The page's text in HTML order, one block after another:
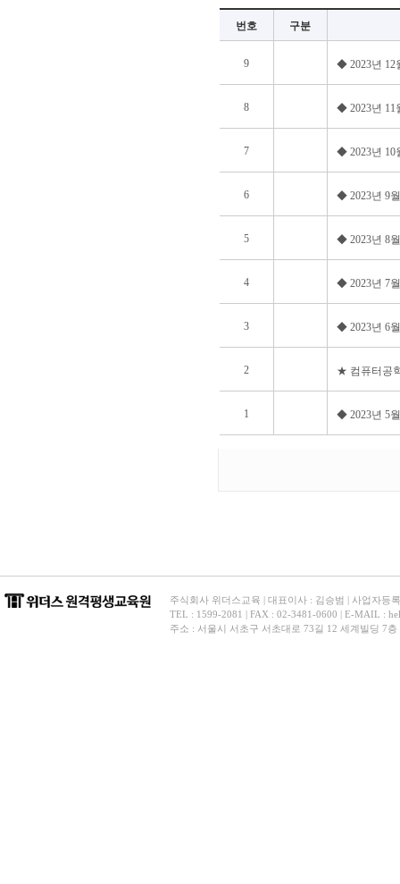
번호 구분
9 ◆ 2023년 12
8 ◆ 2023년 11
7 ◆ 2023년 10
6 ◆ 2023년 9
5 ◆ 2023년 8
4 ◆ 2023년 7
3 ◆ 2023년 6
2 ★ 컴퓨터공
1 ◆ 2023년 5
주식회사 위더스교육 | 대표이사 : 김승범 | 사업자등
TEL : 1599-2081 | FAX : 02-3481-0600 | E-MAIL :
주소 : 서울시 서초구 서초대로 73길 12 세계빌딩 7층